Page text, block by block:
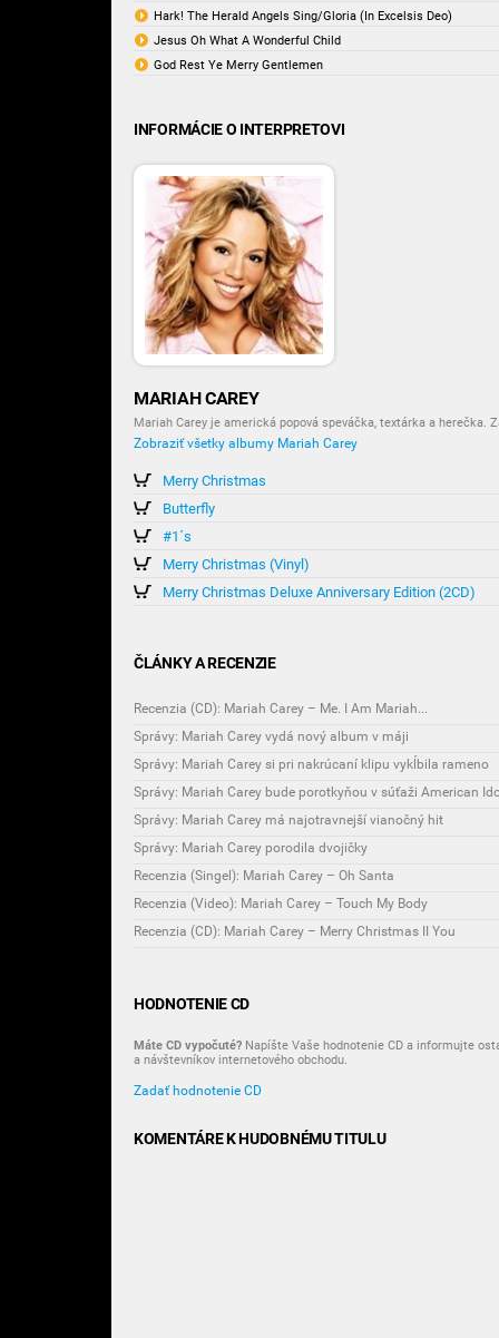
Hark! The Herald Angels Sing/Gloria (In Excelsis Deo)
Jesus Oh What A Wonderful Child
God Rest Ye Merry Gentlemen
INFORMÁCIE O INTERPRETOVI
MARIAH CAREY
Mariah Carey je americká popová speváčka, textárka a herečka.
Zobraziť všetky albumy Mariah Carey
Merry Christmas
Butterfly
#1´s
Merry Christmas (Vinyl)
Merry Christmas Deluxe Anniversary Edition (2CD)
ČLÁNKY A RECENZIE
Recenzia (CD): Mariah Carey – Me. I Am Mariah...
Správy: Mariah Carey vydá nový album v máji
Správy: Mariah Carey si pri nakrúcaní klipu vykĺbila rameno
Správy: Mariah Carey bude porotkyňou v súťaži American
Správy: Mariah Carey má najotravnejší vianočný hit
Správy: Mariah Carey porodila dvojičky
Recenzia (Singel): Mariah Carey – Oh Santa
Recenzia (Video): Mariah Carey – Touch My Body
Recenzia (CD): Mariah Carey – Merry Christmas II You
HODNOTENIE CD
Máte CD vypočuté? Napíšte Vaše hodnotenie CD a informujte
a návštevníkov internetového obchodu.
Zadať hodnotenie CD
KOMENTÁRE K HUDOBNÉMU TITULU